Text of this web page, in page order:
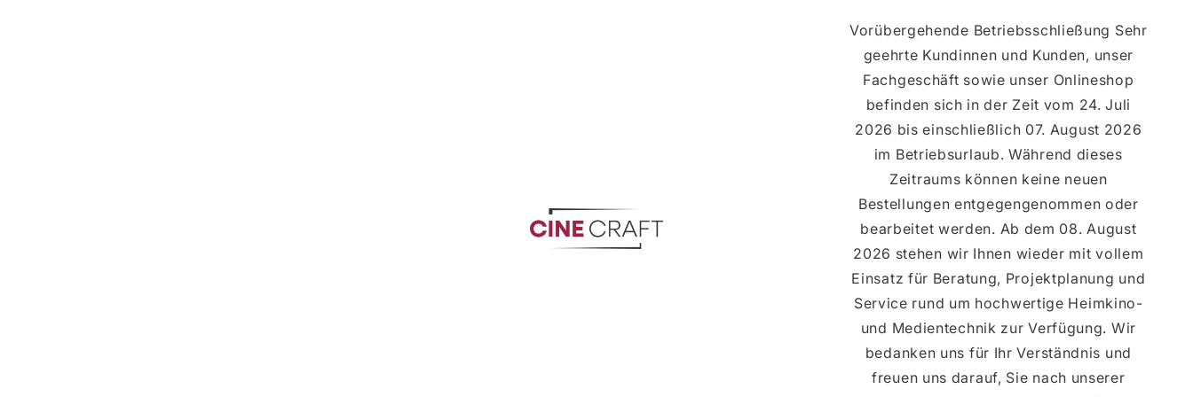
Vorübergehende Betriebsschließung Sehr
geehrte Kundinnen und Kunden, unser
Fachgeschäft sowie unser Onlineshop
befinden sich in der Zeit vom 24. Juli
2026 bis einschließlich 07. August 2026
im Betriebsurlaub. Während dieses
Zeitraums können keine neuen
Bestellungen entgegengenommen oder
bearbeitet werden. Ab dem 08. August
2026 stehen wir Ihnen wieder mit vollem
Einsatz für Beratung, Projektplanung und
Service rund um hochwertige Heimkino-
und Medientechnik zur Verfügung. Wir
bedanken uns für Ihr Verständnis und
freuen uns darauf, Sie nach unserer